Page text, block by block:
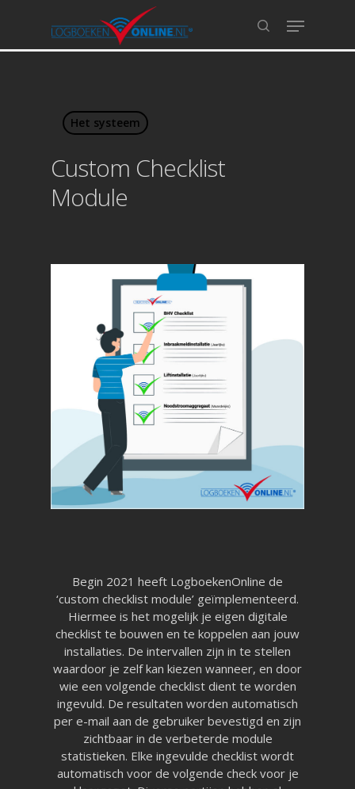
Het systeem
Custom Checklist
Module
Begin 2021 heeft LogboekenOnline de
‘custom checklist module’ geïmplementeerd.
Hiermee is het mogelijk je eigen digitale
checklist te bouwen en te koppelen aan jouw
installaties. De intervallen zijn in te stellen
waardoor je zelf kan kiezen wanneer, en door
wie een volgende checklist dient te worden
ingevuld. De resultaten worden automatisch
per e-mail aan de gebruiker bevestigd en zijn
zichtbaar in de verbeterde module
statistieken. Elke ingevulde checklist wordt
automatisch voor de volgende check voor je